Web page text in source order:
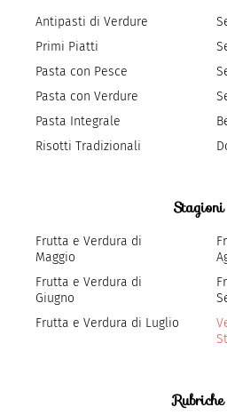
Antipasti di Verdure
Primi Piatti
Pasta con Pesce
Pasta con Verdure
Pasta Integrale
Risotti Tradizionali
Stagioni
Frutta e Verdura di
Maggio
Frutta e Verdura di
Giugno
Frutta e Verdura di Luglio
Rubriche